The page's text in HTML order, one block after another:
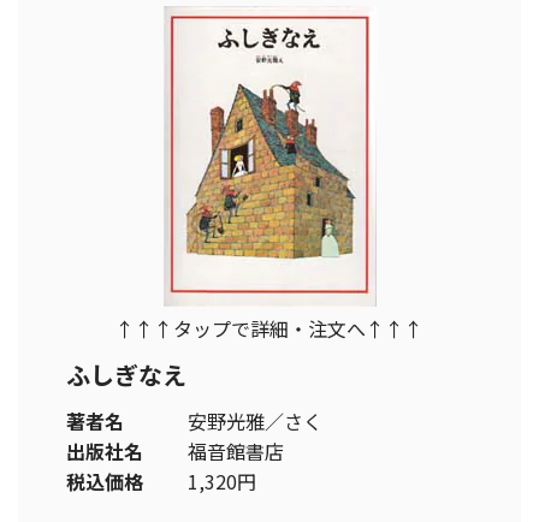
↑↑↑タップで詳細・注文へ↑↑↑
ふしぎなえ
著者名
安野光雅／さく
出版社名
福音館書店
税込価格
1,320円